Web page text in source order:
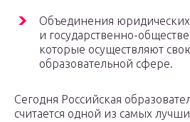
Объединения
и государственно-
которые осуществляют
образовательной сфере.
Сегодня Российская
считается одной из самых